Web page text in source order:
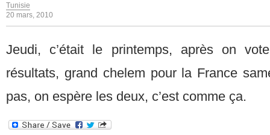
Tunisie
20 mars, 2010
Jeudi, c’était le printemps, après on
résultats, grand chelem pour la France
pas, on espère les deux, c’est comme ça.